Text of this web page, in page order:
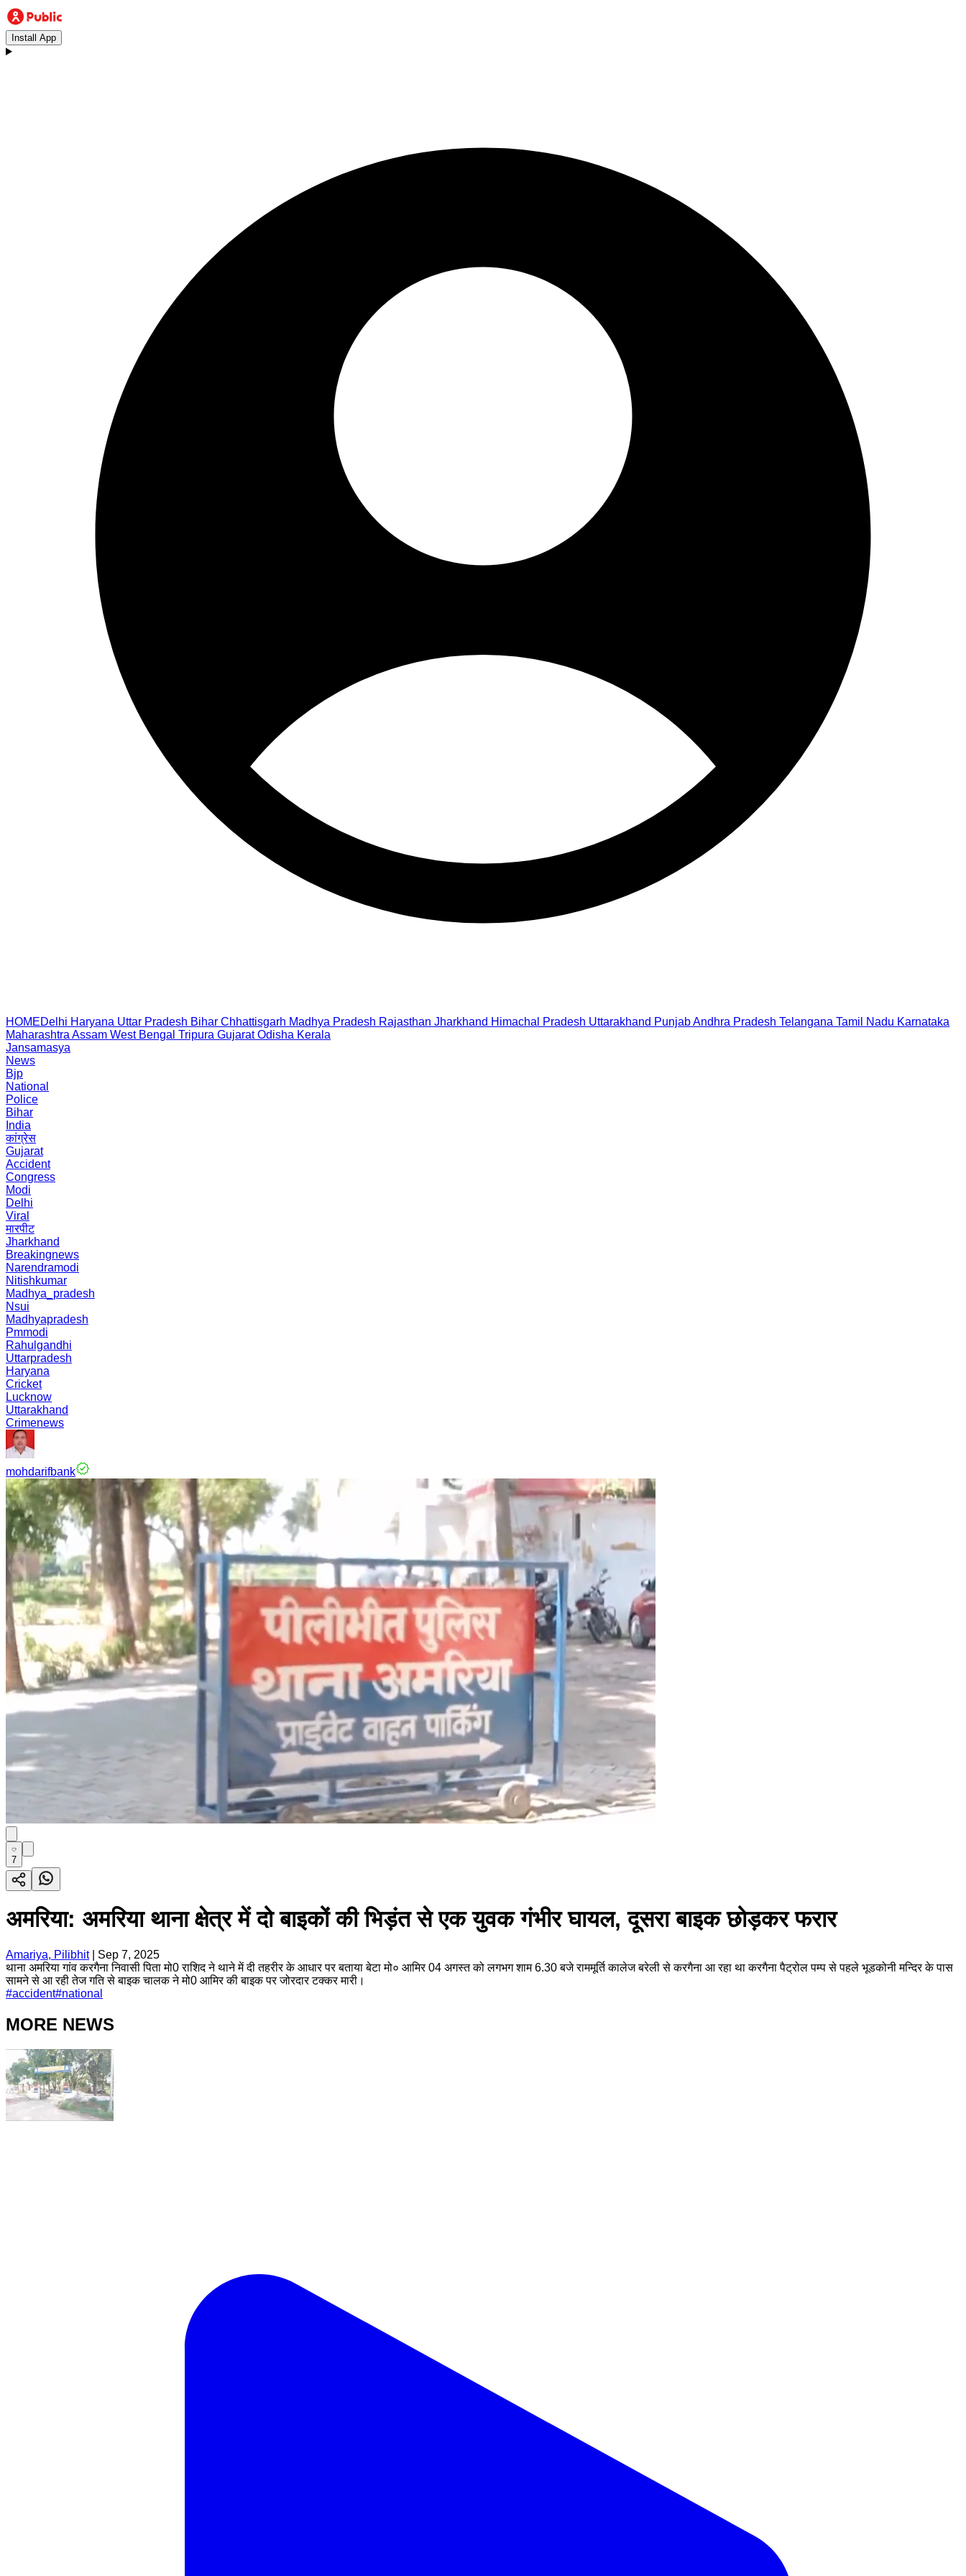
Install App
HOMEDelhi Haryana Uttar Pradesh Bihar Chhattisgarh Madhya Pradesh Rajasthan Jharkhand Himachal Pradesh Uttarakhand PunjabAndhra Pradesh Telangana Tamil Nadu Karnataka
Maharashtra Assam West Bengal Tripura Gujarat Odisha Kerala
Jansamasya
News
Bjp
National
Police
Bihar
India
कांग्रेस
Gujarat
Accident
Congress
Modi
Delhi
Viral
मारपीट
Jharkhand
Breakingnews
Narendramodi
Nitishkumar
Madhya_pradesh
Nsui
Madhyapradesh
Pmmodi
Rahulgandhi
Uttarpradesh
Haryana
Cricket
Lucknow
Uttarakhand
Crimenews
mohdarifbank
7
अमरिया: अमरिया थाना क्षेत्र में दो बाइकों की भिड़ंत से एक युवक गंभीर घायल, दूसरा बाइक छोड़कर फरार
Amariya, Pilibhit| Sep 7, 2025
थाना अमरिया गांव करगैना निवासी पिता मो0 राशिद ने थाने में दी तहरीर के आधार पर बताया बेटा मो० आमिर 04 अगस्त को लगभग शाम 6.30 बजे राममूर्ति कालेज बरेली से करगैना आ रहा था करगैना पैट्रोल पम्प से पहले भूडकोनी मन्दिर के पास
सामने से आ रही तेज गति से बाइक चालक ने मो0 आमिर की बाइक पर जोरदार टक्कर मारी।
#accident#national
MORE NEWS